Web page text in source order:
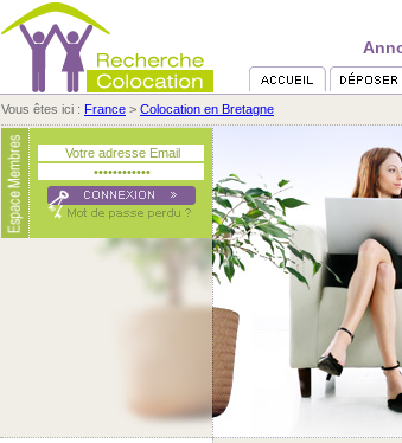
Vous êtes ici : France > Colocation en Bretagne